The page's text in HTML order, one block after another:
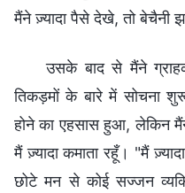
मैंने ज़्यादा पैसे देखे, तो बेचैनी
उसके बाद से मैंने
तिकड़मों के बारे में सोचना
होने का एहसास हुआ, लेकिन
मैं ज़्यादा कमाता रहूँ। "मैं
छोटे मन से कोई सज्जन